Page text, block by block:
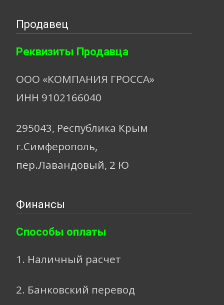
Продавец
Реквизиты Продавца
ООО «КОМПАНИЯ ГРОССА»
ИНН 9102166040
295043, Республика Крым
г.Симферополь,
пер.Лавандовый, 2 Ю
Финансы
Способы оплаты
1. Наличный расчет
2. Банковский перевод